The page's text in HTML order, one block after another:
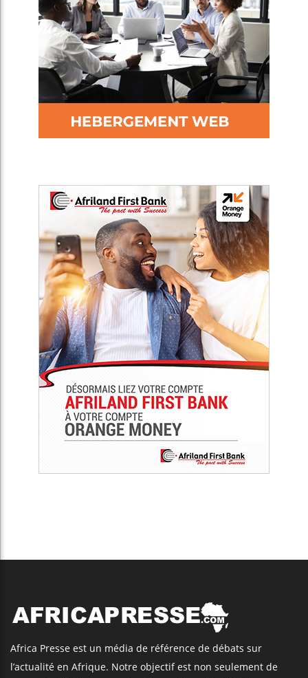
Africa Presse est un média de référence de débats sur
l’actualité en Afrique. Notre objectif est non seulement de